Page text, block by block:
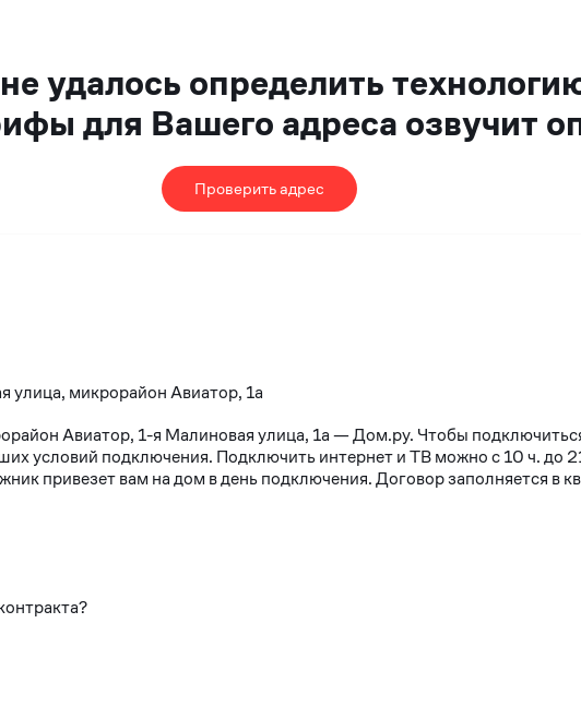
удалось определить
для Вашего адреса озвучит
Проверить адрес
улица, микрорайон Авиатор, 1а
Авиатор, 1-я Малиновая улица, 1а — Дом.ру. Чтобы
условий подключения. Подключить интернет и ТВ можно с 10 ч. до
привезет вам на дом в день подключения. Договор заполняется в